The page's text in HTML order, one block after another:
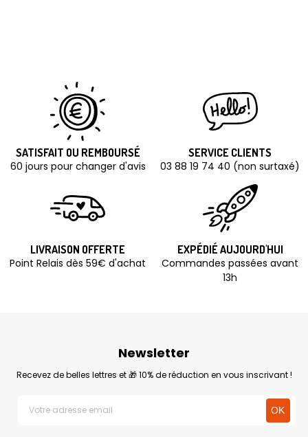
SATISFAIT OU REMBOURSÉ
60 jours pour changer d'avis
SERVICE CLIENTS
03 88 19 74 40 (non surtaxé)
LIVRAISON OFFERTE
Point Relais dès 59€ d'achat
EXPÉDIÉ AUJOURD'HUI
Commandes passées avant
13h
Newsletter
Recevez de belles lettres et 🎁 10% de réduction en vous inscrivant !